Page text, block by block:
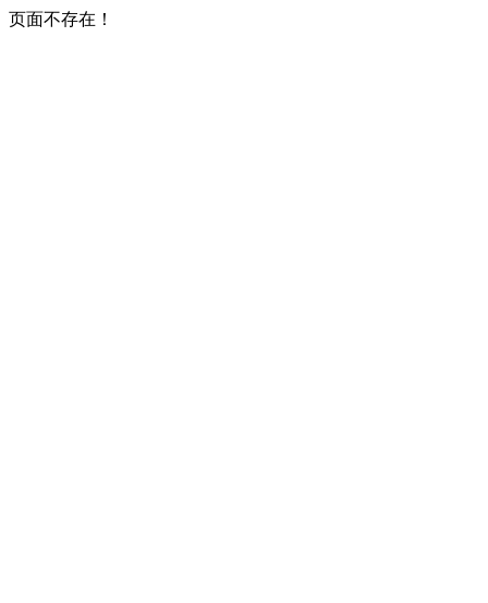
页面不存在！